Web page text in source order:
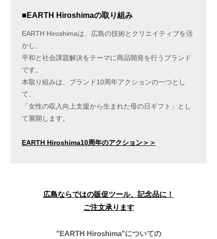
■ EARTH Hiroshimaの取り組み
EARTH Hiroshimaは、広島の技術とクリエイティブを活
かし、
平和と社会課題解決をテーマに商品開発を行うブランド
です。
本取り組みは、ブランド10周年アクションの一つとし
て、
「女性の収入向上支援から生まれた母の日ギフト」とし
て展開します。
EARTH Hiroshima10周年のアクション＞＞
広島ならではの販促ツール、記念品に！
ご注文承ります
"EARTH Hiroshima"についての